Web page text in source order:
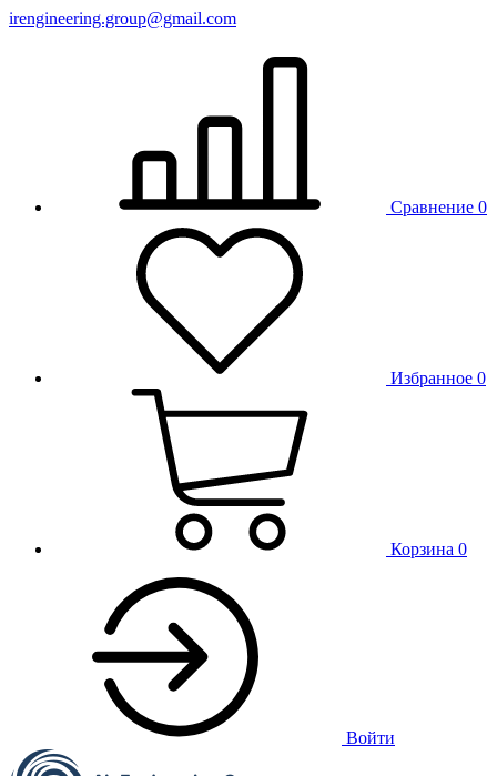
irengineering.group@gmail.com
Сравнение 0
Избранное 0
Корзина 0
Войти